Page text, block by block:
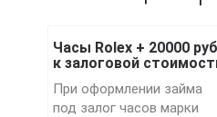
Часы Rolex + 20000
к залоговой
При оформлении займа
под залог часов марки